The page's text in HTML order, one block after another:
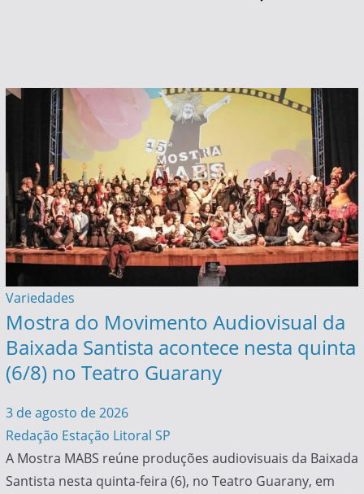
Variedades
Mostra do Movimento Audiovisual da
Baixada Santista acontece nesta quinta
(6/8) no Teatro Guarany
3 de agosto de 2026
Redação Estação Litoral SP
A Mostra MABS reúne produções audiovisuais da Baixada
Santista nesta quinta-feira (6), no Teatro Guarany, em